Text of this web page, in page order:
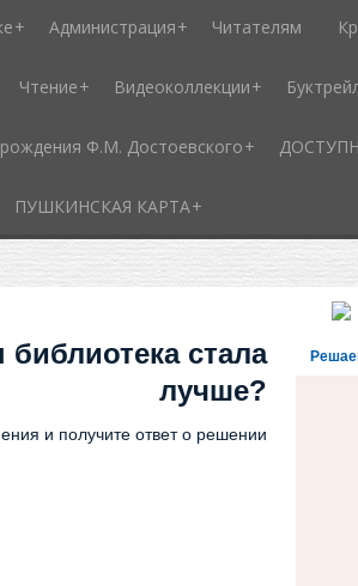
Администрация Читателям
Чтение Видеоколлекции
Ф.М. Достоевского
ПУШКИНСКАЯ КАРТА
стала
лучше?
и получите ответ о решении